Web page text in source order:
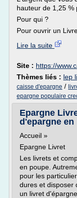
hauteur de 1,25 %
Pour qui ?
Pour ouvrir un
Lire la suite
Site : https://
Thèmes liés : lep
caisse d'epargne /
epargne populaire
Epargne
d'epargne en
Accueil »
Epargne Livret
Les livrets et
en poupe.
pour les
dures et disposer
un livret